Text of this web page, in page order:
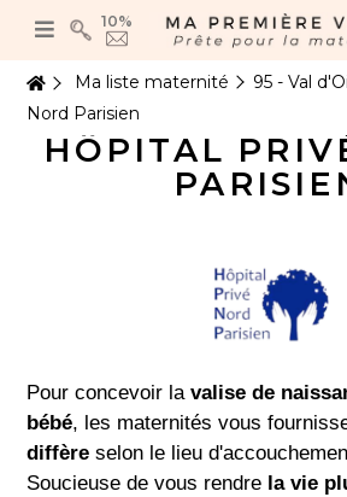
10%
Ma liste maternité 95 - Val
Nord Parisien
HÔPITAL
Pour concevoir lavalise de
bébé, les maternités vous
diffère selon le lieu
Soucieuse de vous rendre la vie
Panneau de gestion des cookies